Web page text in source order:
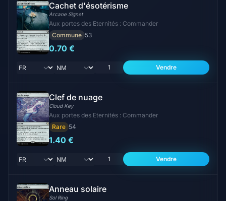
Cachet d'ésotérisme
Arcane Signet
Aux portes des Eternités : Commander
Commune 53
0.70 €
Vendre
Clef de nuage
Cloud Key
Aux portes des Eternités : Commander
Rare 54
1.40 €
Vendre
Anneau solaire
Sol Ring